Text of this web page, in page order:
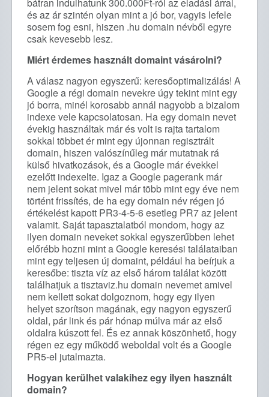
és az ár szintén olyan mint a jó bor, vagyis lefele
sosem fog esni, hiszen .hu domain névből egyre
csak kevesebb lesz.
Miért érdemes használt domaint vásárolni?
A válasz nagyon egyszerű: keresőoptimalizálás! A
Google a régi domain nevekre úgy tekint mint egy
jó borra, minél korosabb annál nagyobb a bizalom
indexe vele kapcsolatosan. Ha egy domain nevet
évekig használtak már és volt is rajta tartalom
sokkal többet ér mint egy újonnan regisztrált
domain, hiszen valószínűleg már mutatnak rá
külső hivatkozások, és a Google már évekkel
ezelőtt indexelte. Igaz a Google pagerank már
nem jelent sokat mivel már több mint egy éve nem
történt frissítés, de ha egy domain név régen jó
értékelést kapott PR3-4-5-6 esetleg PR7 az jelent
valamit. Saját tapasztalatból mondom, hogy az
ilyen domain neveket sokkal egyszerűbben lehet
előrébb hozni mint a Google keresési találataiban
mint egy teljesen új domaint, például ha beírjuk a
keresőbe: tiszta víz az első három találat között
találhatjuk a tisztaviz.hu domain nevemet amivel
nem kellett sokat dolgoznom, hogy egy ilyen
helyet szorítson magának, egy nagyon egyszerű
oldal, pár link és pár hónap múlva már az első
oldalra kúszott fel. És ez annak köszönhető, hogy
régen ez egy működő weboldal volt és a Google
PR5-el jutalmazta.
Hogyan kerülhet valakihez egy ilyen használt
domain?